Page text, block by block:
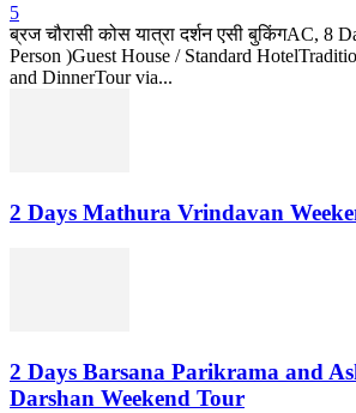
5
ब्रज चौरासी कोस यात्रा दर्शन एसी बुकिंगAC, 8
Person )Guest House / Standard
and DinnerTour via...
2 Days Mathura Vrindavan
2 Days Barsana Parikrama and
Darshan Weekend Tour